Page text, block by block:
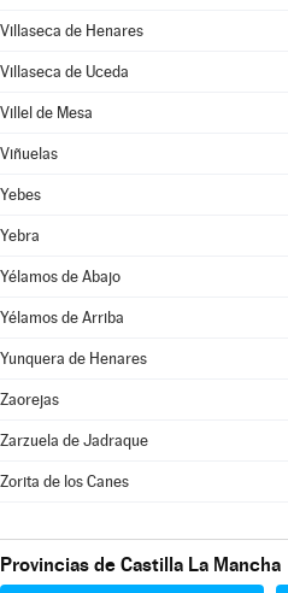
Villaseca de Henares
Villaseca de Uceda
Villel de Mesa
Viñuelas
Yebes
Yebra
Yélamos de Abajo
Yélamos de Arriba
Yunquera de Henares
Zaorejas
Zarzuela de Jadraque
Zorita de los Canes
Provincias de Castilla La Mancha